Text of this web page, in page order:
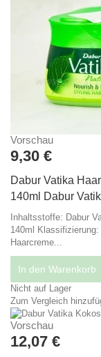
Vorschau
9,30 €
Dabur Vatika
140ml Dabur
Inhaltsstoffe: Dabur
140ml Klassifizierung:
Haarcreme...
In den Warenkorb
Nicht auf Lager
Zum Vergleich
Vorschau
12,07 €